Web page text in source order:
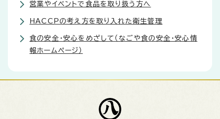
営業やイベントで食品を取り扱う方へ
HACCPの考え方を取り入れた衛生管理
食の安全・安心をめざして（なごや食の安全・安心情
報ホームページ）